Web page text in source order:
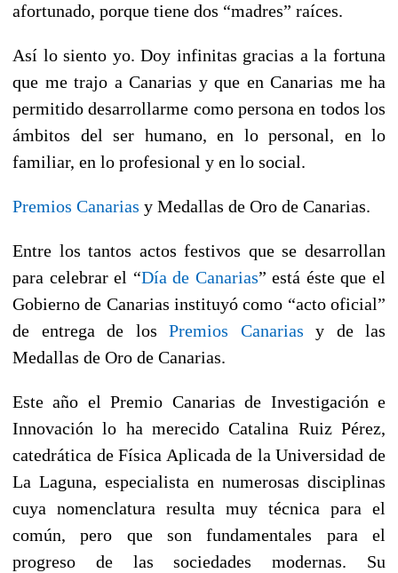
afortunado, porque tiene dos “madres” raíces.
Así lo siento yo. Doy infinitas gracias a la fortuna
que me trajo a Canarias y que en Canarias me ha
permitido desarrollarme como persona en todos los
ámbitos del ser humano, en lo personal, en lo
familiar, en lo profesional y en lo social.
Premios Canarias y Medallas de Oro de Canarias.
Entre los tantos actos festivos que se desarrollan
para celebrar el “Día de Canarias” está éste que el
Gobierno de Canarias instituyó como “acto oficial”
de entrega de los Premios Canarias y de las
Medallas de Oro de Canarias.
Este año el Premio Canarias de Investigación e
Innovación lo ha merecido Catalina Ruiz Pérez,
catedrática de Física Aplicada de la Universidad de
La Laguna, especialista en numerosas disciplinas
cuya nomenclatura resulta muy técnica para el
común, pero que son fundamentales para el
progreso de las sociedades modernas. Su